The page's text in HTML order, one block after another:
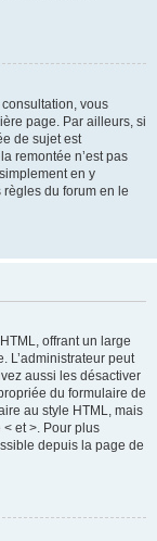
vous
page. Par ailleurs, si
de sujet est
remontée n’est pas
en y
du forum en le
offrant un large
L’administrateur peut
aussi les désactiver
du formulaire de
au style HTML, mais
et >. Pour plus
depuis la page de